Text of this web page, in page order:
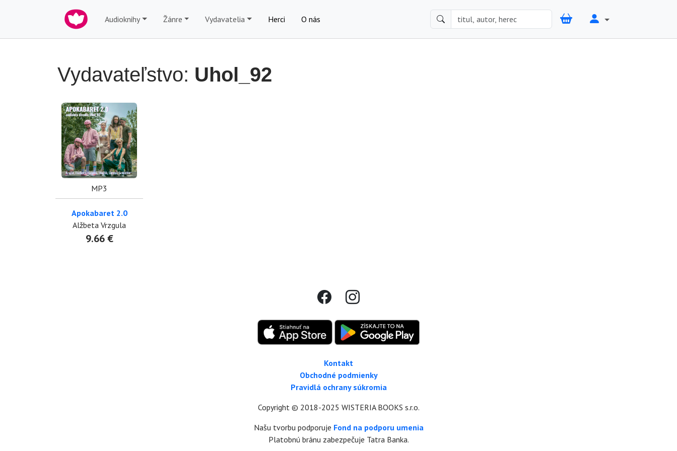
Audioknihy Žánre Vydavatelia Herci O nás
Vydavateľstvo: Uhol_92
MP3
Apokabaret 2.0
Alžbeta Vrzgula
9.66 €
Kontakt
Obchodné podmienky
Pravidlá ochrany súkromia
Copyright © 2018-2025 WISTERIA BOOKS s.r.o.
Našu tvorbu podporuje Fond na podporu umenia
Platobnú bránu zabezpečuje Tatra Banka.